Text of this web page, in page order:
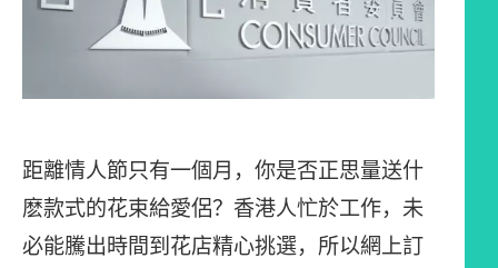
距離情人節只有一個月，你是否正思量送什
麽款式的花束給愛侶？香港人忙於工作，未
必能騰出時間到花店精心挑選，所以網上訂